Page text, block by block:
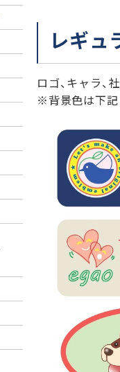
レギュ
ロゴ、キャラ、
※背景色は下記